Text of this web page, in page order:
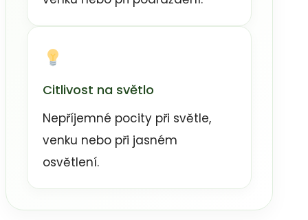
Citlivost na světlo
Nepříjemné pocity při světle,
venku nebo při jasném
osvětlení.